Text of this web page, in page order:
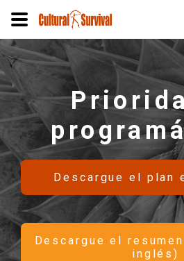
Pasar
al
contenido
principal
Descargue el plan
Descargue el
inglés)